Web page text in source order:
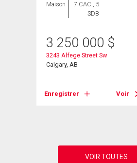
Maison
7 CAC , 5
SDB
3 250 000 $
3243 Alfege Street Sw
Calgary, AB
Enregistrer Voir